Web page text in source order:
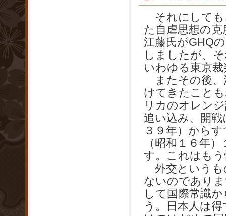
それにしても
た自虐思想の
江藤氏がGHQ
しましたが、
いわゆる東京
またその後、
けてきたこと
リカのオレン
追い込み、開
３９年）から
（昭和１６年
す。これはも
外交というも
ないのであり
して国際常識
う。日本人は